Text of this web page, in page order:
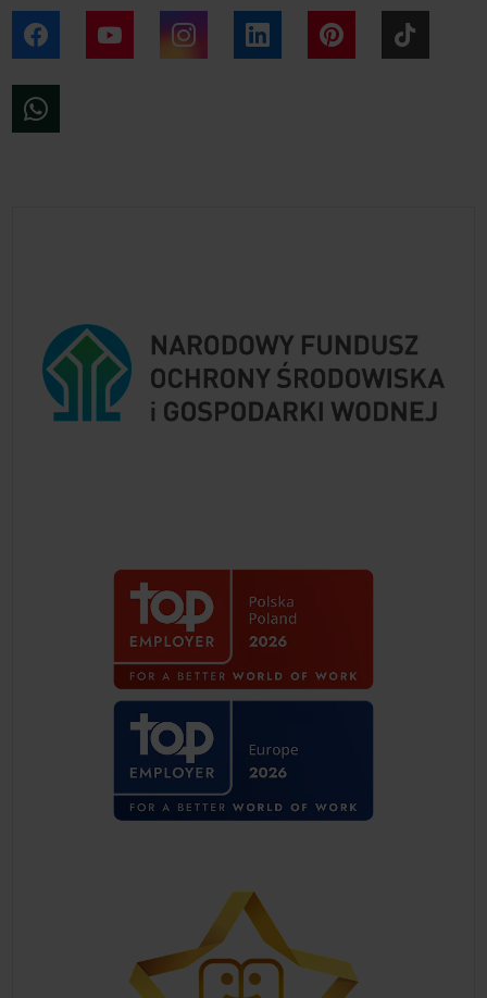
Facebook YouTube Instagram LinkedIn Pinterest